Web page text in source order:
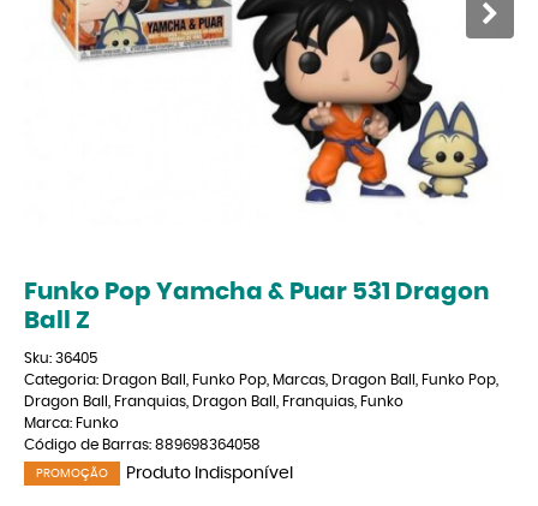
Funko Pop Yamcha & Puar 531 Dragon
Ball Z
Sku: 36405
Categoria: Dragon Ball Funko Pop Marcas Dragon Ball Funko Pop
Dragon Ball
Franquias Dragon Ball Franquias Funko
Marca: Funko
Código de Barras: 889698364058
PROMOÇÃO Produto Indisponível